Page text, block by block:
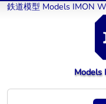
鉄道模型 Models IMON
Models